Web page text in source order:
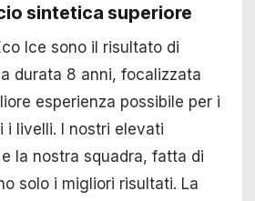
sintetica superiore
Ice sono il risultato di
durata 8 anni, focalizzata
esperienza possibile per i
i livelli. I nostri elevati
la nostra squadra, fatta di
solo i migliori risultati. La